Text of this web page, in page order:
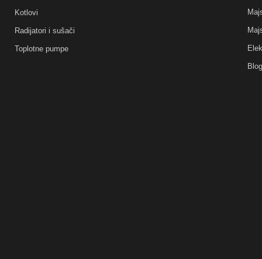
Kotlovi
Radijatori i sušači
Toplotne pumpe
Blog